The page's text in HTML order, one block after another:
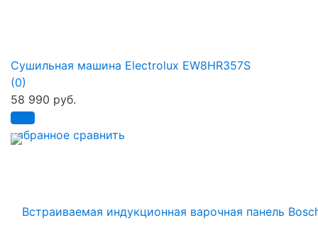
избранное сравнить
Сушильная машина Electrolux EW8HR357S
(0)
58 990 руб.